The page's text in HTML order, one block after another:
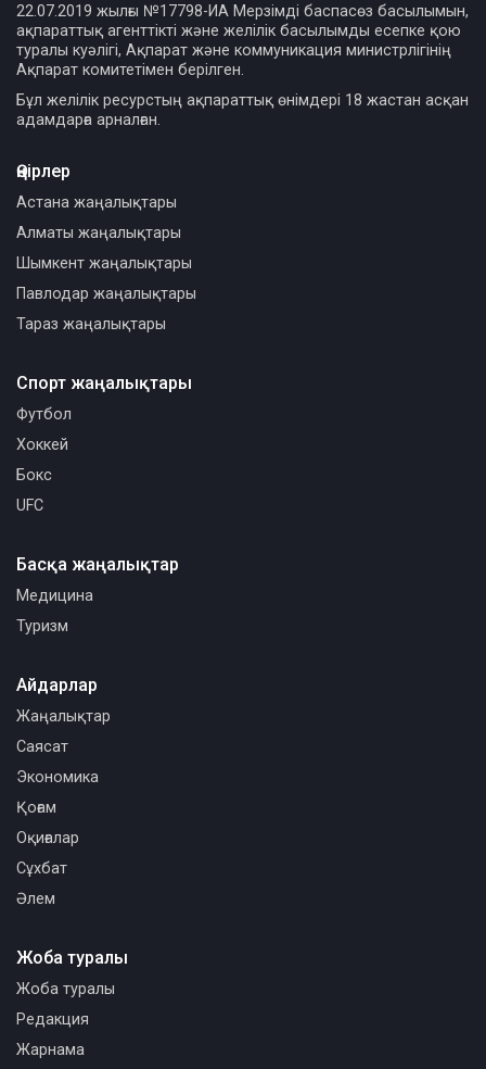
22.07.2019 жылғы №17798-ИА Мерзімді баспасөз басылымын,
ақпараттық агенттікті және желілік басылымды есепке қою
туралы куәлігі, Ақпарат және коммуникация министрлігінің
Ақпарат комитетімен берілген.
Бұл желілік ресурстың ақпараттық өнімдері 18 жастан асқан
адамдарға арналған.
Өңірлер
Астана жаңалықтары
Алматы жаңалықтары
Шымкент жаңалықтары
Павлодар жаңалықтары
Тараз жаңалықтары
Спорт жаңалықтары
Футбол
Хоккей
Бокс
UFC
Басқа жаңалықтар
Медицина
Туризм
Айдарлар
Жаңалықтар
Саясат
Экономика
Қоғам
Оқиғалар
Сұхбат
Әлем
Жоба туралы
Жоба туралы
Редакция
Жарнама